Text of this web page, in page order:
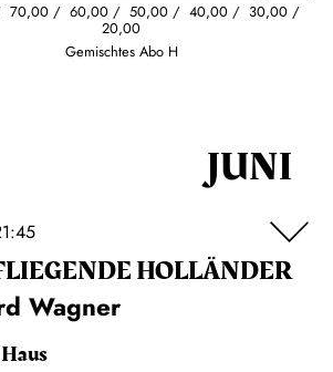
70,00 60,00 50,00 40,00 30,00
20,00
Gemischtes Abo H
JUNI
HOL­LÄN­DER
Wagner